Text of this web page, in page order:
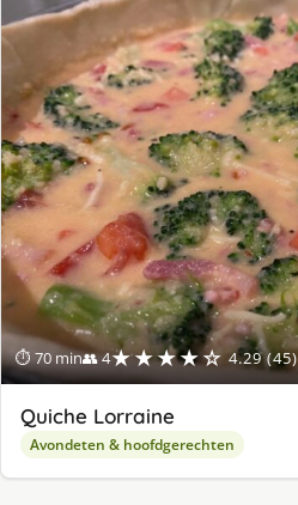
⏱ 70 min👥 4★★★★☆ 4.29 (45)
Quiche Lorraine
Avondeten & hoofdgerechten